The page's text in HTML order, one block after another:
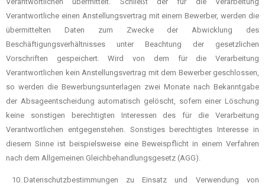
Verantwortliche einen Anstellungsvertrag mit einem Bewerber, werden die
übermittelten Daten zum Zwecke der Abwicklung des
Beschäftigungsverhältnisses unter Beachtung der gesetzlichen
Vorschriften gespeichert. Wird von dem für die Verarbeitung
Verantwortlichen kein Anstellungsvertrag mit dem Bewerber geschlossen,
so werden die Bewerbungsunterlagen zwei Monate nach Bekanntgabe
der Absageentscheidung automatisch gelöscht, sofern einer Löschung
keine sonstigen berechtigten Interessen des für die Verarbeitung
Verantwortlichen entgegenstehen. Sonstiges berechtigtes Interesse in
diesem Sinne ist beispielsweise eine Beweispflicht in einem Verfahren
nach dem Allgemeinen Gleichbehandlungsgesetz (AGG).
Datenschutzbestimmungen zu Einsatz und Verwendung von